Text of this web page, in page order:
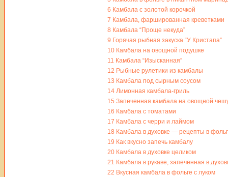
6 Камбала с золотой корочкой
7 Камбала, фаршированная креветками
8 Камбала “Проще некуда”
9 Горячая рыбная закуска “У Кристапа”
10 Камбала на овощной подушке
11 Камбала “Изысканная”
12 Рыбные рулетики из камбалы
13 Камбала под сырным соусом
14 Лимонная камбала-гриль
15 Запеченная камбала на овощной
16 Камбала с томатами
17 Камбала с черри и лаймом
18 Камбала в духовке — рецепты в
19 Как вкусно запечь камбалу
20 Камбала в духовке целиком
21 Камбала в рукаве, запеченная в
22 Вкусная камбала в фольге с луком